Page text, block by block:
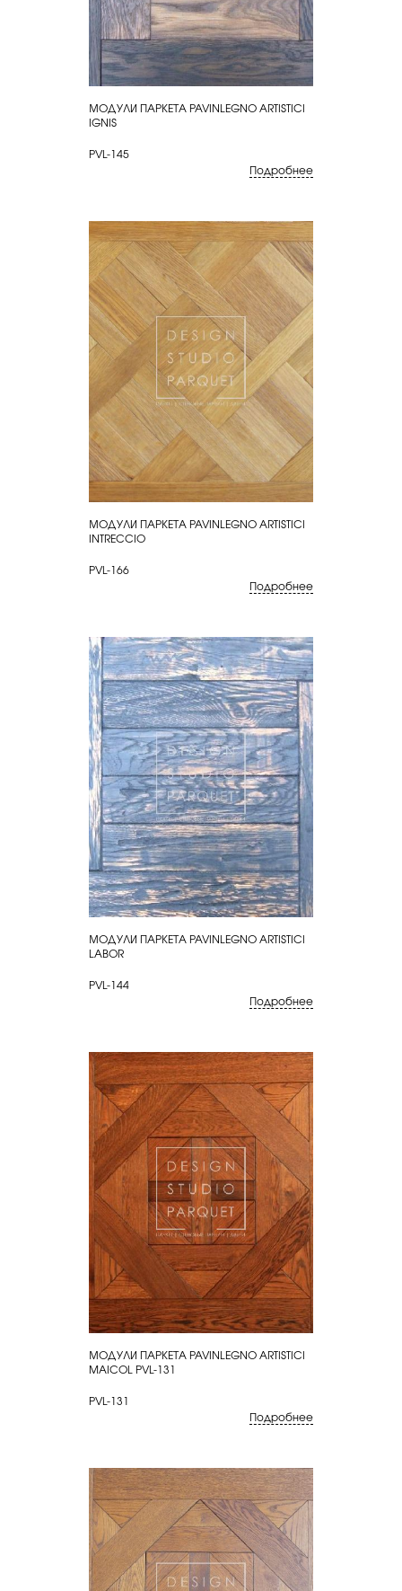
КУПИТЬ
МОДУЛИ ПАРКЕТА PAVINLEGNO ARTISTICI
IGNIS
PVL-145
Подробнее
КУПИТЬ
МОДУЛИ ПАРКЕТА PAVINLEGNO ARTISTICI
INTRECCIO
PVL-166
Подробнее
КУПИТЬ
МОДУЛИ ПАРКЕТА PAVINLEGNO ARTISTICI
LABOR
PVL-144
Подробнее
КУПИТЬ
МОДУЛИ ПАРКЕТА PAVINLEGNO ARTISTICI
MAICOL PVL-131
PVL-131
Подробнее